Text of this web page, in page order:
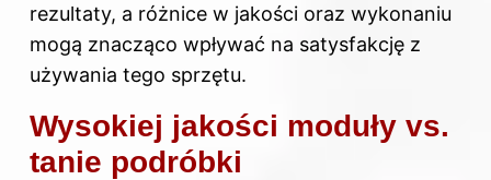
rezultaty, a różnice w jakości oraz wykonaniu
mogą znacząco wpływać na satysfakcję z
używania tego sprzętu.
Wysokiej jakości moduły vs.
tanie podróbki